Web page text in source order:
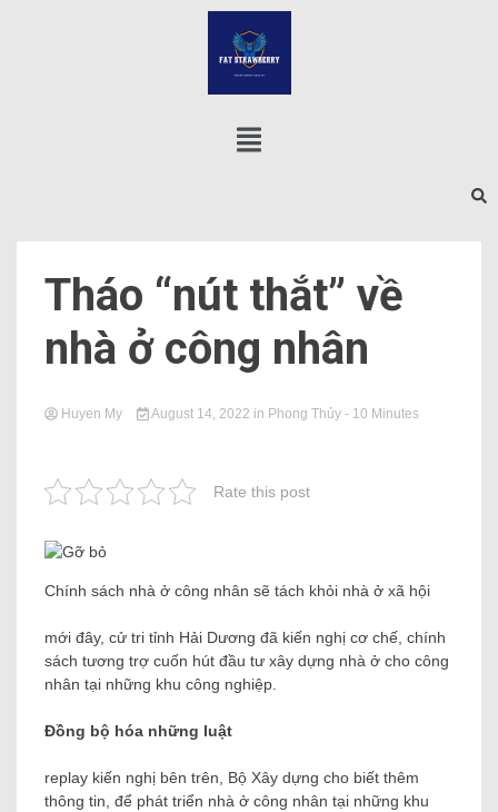
Tháo “nút thắt” về
nhà ở công nhân
Huyen My August 14, 2022 in Phong Thủy - 10 Minutes
Rate this post
Chính sách nhà ở công nhân sẽ tách khỏi nhà ở xã hội
mới đây, cử tri tỉnh Hải Dương đã kiến ​​nghị cơ chế, chính
sách tương trợ cuốn hút đầu tư xây dựng nhà ở cho công
nhân tại những khu công nghiệp.
Đồng bộ hóa những luật
replay kiến ​​nghị bên trên, Bộ Xây dựng cho biết thêm
thông tin, để phát triển nhà ở công nhân tại những khu